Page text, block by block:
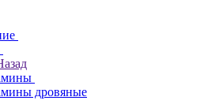
дровяные